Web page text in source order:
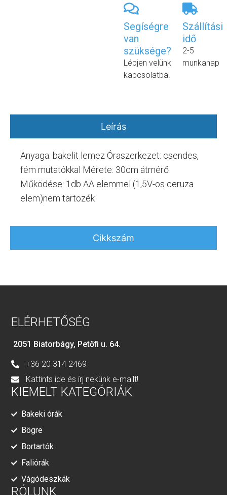
Segíségre
van
szüksége?
Lépjen velünk
kapcsolatba!
Szállítási
idő
2-5
munkanap
Leírás
Cikkszám
Anyaga: bakelit lemez Óraszerkezet: csendes,
fém mutatókkal Mérete: 30cm átmérő
Működése: 1db AA elemmel (1,5V-os ceruza
elem)nem tartozék
ELÉRHETŐSÉG
2051 Biatorbágy, Petőfi u. 64.
+36 20 314 2469
Kattints ide és írj nekünk e-mailt!
KIEMELT KATEGÓRIÁK
Bakeki órák
Bögre
Bortartók
Faliórák
Vágódeszkák
RÓLUNK